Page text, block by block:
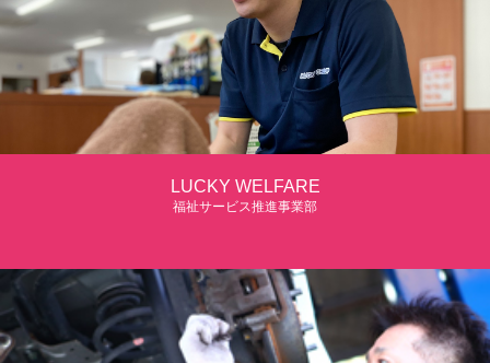
LUCKY WELFARE
福祉サービス推進事業部
おじいちゃんも。
おばあちゃんも。